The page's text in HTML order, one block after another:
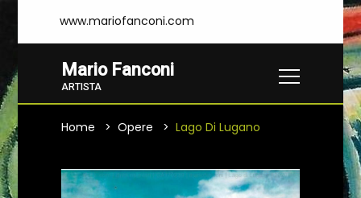
www.mariofanconi.com
Mario Fanconi
ARTISTA
Home Opere Lago Di Lugano